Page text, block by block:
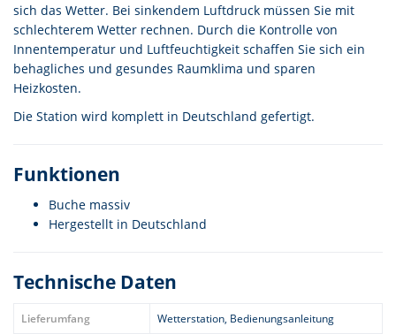
sich das Wetter. Bei sinkendem Luftdruck müssen Sie mit
schlechterem Wetter rechnen. Durch die Kontrolle von
Innentemperatur und Luftfeuchtigkeit schaffen Sie sich ein
behagliches und gesundes Raumklima und sparen
Heizkosten.
Die Station wird komplett in Deutschland gefertigt.
Funktionen
Buche massiv
Hergestellt in Deutschland
Technische Daten
Lieferumfang
Wetterstation, Bedienungsanleitung